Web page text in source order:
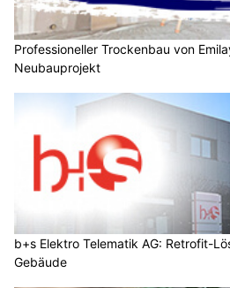
Professioneller Trockenbau von
Neubauprojekt
b+s Elektro Telematik AG: Retrofit-
Gebäude